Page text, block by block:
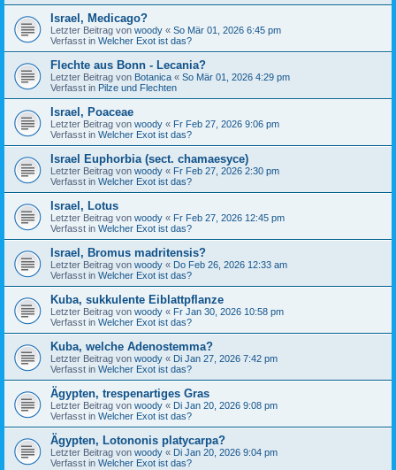
Israel, Medicago?
Letzter Beitrag von woody « So Mär 01, 2026 6:45 pm
Verfasst in Welcher Exot ist das?
Flechte aus Bonn - Lecania?
Letzter Beitrag von Botanica « So Mär 01, 2026 4:29 pm
Verfasst in Pilze und Flechten
Israel, Poaceae
Letzter Beitrag von woody « Fr Feb 27, 2026 9:06 pm
Verfasst in Welcher Exot ist das?
Israel Euphorbia (sect. chamaesyce)
Letzter Beitrag von woody « Fr Feb 27, 2026 2:30 pm
Verfasst in Welcher Exot ist das?
Israel, Lotus
Letzter Beitrag von woody « Fr Feb 27, 2026 12:45 pm
Verfasst in Welcher Exot ist das?
Israel, Bromus madritensis?
Letzter Beitrag von woody « Do Feb 26, 2026 12:33 am
Verfasst in Welcher Exot ist das?
Kuba, sukkulente Eiblattpflanze
Letzter Beitrag von woody « Fr Jan 30, 2026 10:58 pm
Verfasst in Welcher Exot ist das?
Kuba, welche Adenostemma?
Letzter Beitrag von woody « Di Jan 27, 2026 7:42 pm
Verfasst in Welcher Exot ist das?
Ägypten, trespenartiges Gras
Letzter Beitrag von woody « Di Jan 20, 2026 9:08 pm
Verfasst in Welcher Exot ist das?
Ägypten, Lotononis platycarpa?
Letzter Beitrag von woody « Di Jan 20, 2026 9:04 pm
Verfasst in Welcher Exot ist das?